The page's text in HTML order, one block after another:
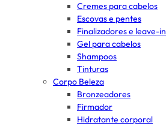
Cremes para cabelos
Escovas e pentes
Finalizadores e leave-in
Gel para cabelos
Shampoos
Tinturas
Corpo Beleza
Bronzeadores
Firmador
Hidratante corporal